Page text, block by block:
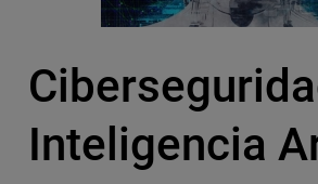
Inteligencia